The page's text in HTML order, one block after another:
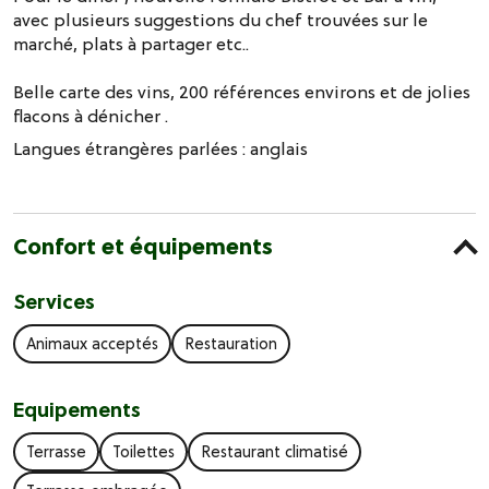
avec plusieurs suggestions du chef trouvées sur le
marché, plats à partager etc..
Belle carte des vins, 200 références environs et de jolies
flacons à dénicher .
Langues étrangères parlées :anglais
Confort et équipements
Services
Animaux acceptés Restauration
Equipements
Terrasse Toilettes
Restaurant climatisé